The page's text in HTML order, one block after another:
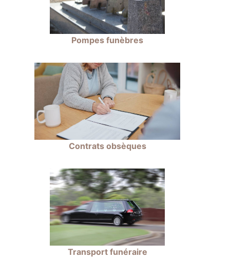
Pompes funèbres
Contrats obsèques
Transport funéraire